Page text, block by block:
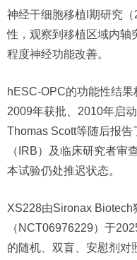
神经干细胞移植I期研究
性，观察到移植区域内轴
程度神经功能改善。
hESC-OPC的功能性结
2009年获批、2010年启
Thomas Scott等随后报
（IRB）及临床研究者审
本试验仍处推迟状态。
XS228由Sironax Biotech
（NCT06976229）于
的随机、双盲、安慰剂对